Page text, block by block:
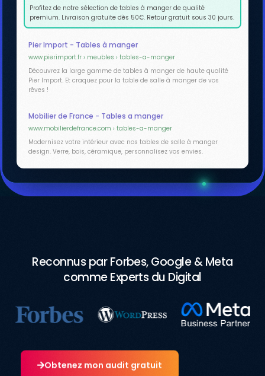
Profitez de notre sélection de tables à manger de qualité
premium. Livraison gratuite dès 50€. Retour gratuit sous 30 jours.
Pier Import - Tables à manger
www.pierimport.fr › meubles › tables-a-manger
Découvrez la large gamme de tables à manger de haute qualité
Pier Import. Et craquez pour la table de salle à manger de vos
rêves !
Mobilier de France - Tables a manger
www.mobilierdefrance.com › tables-a-manger
Modernisez votre intérieur avec nos tables de salle à manger
design. Verre, bois, céramique, personnalisez vos envies.
Reconnus par Forbes, Google & Meta
comme Experts du Digital
Obtenez mon audit gratuit